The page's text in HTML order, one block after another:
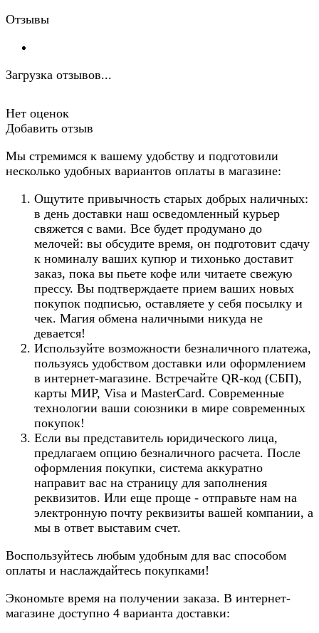
Отзывы
Загрузка отзывов...
Нет оценок
Добавить отзыв
Мы стремимся к вашему удобству и подготовили
несколько удобных вариантов оплаты в магазине:
Ощутите привычность старых добрых наличных:
в день доставки наш осведомленный курьер
свяжется с вами. Все будет продумано до
мелочей: вы обсудите время, он подготовит сдачу
к номиналу ваших купюр и тихонько доставит
заказ, пока вы пьете кофе или читаете свежую
прессу. Вы подтверждаете прием ваших новых
покупок подписью, оставляете у себя посылку и
чек. Магия обмена наличными никуда не
девается!
Используйте возможности безналичного платежа,
пользуясь удобством доставки или оформлением
в интернет-магазине. Встречайте QR-код (СБП),
карты МИР, Visa и MasterCard. Современные
технологии ваши союзники в мире современных
покупок!
Если вы представитель юридического лица,
предлагаем опцию безналичного расчета. После
оформления покупки, система аккуратно
направит вас на страницу для заполнения
реквизитов. Или еще проще - отправьте нам на
электронную почту реквизиты вашей компании, а
мы в ответ выставим счет.
Воспользуйтесь любым удобным для вас способом
оплаты и наслаждайтесь покупками!
Экономьте время на получении заказа. В интернет-
магазине доступно 4 варианта доставки: